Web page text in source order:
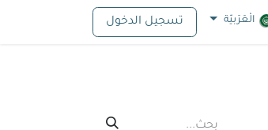
الْعَرَبيّة تسجيل الدخول